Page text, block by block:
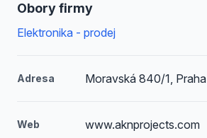
Obory firmy
Elektronika - prodej
Adresa Moravská 840/1,
Web www.aknprojects.com